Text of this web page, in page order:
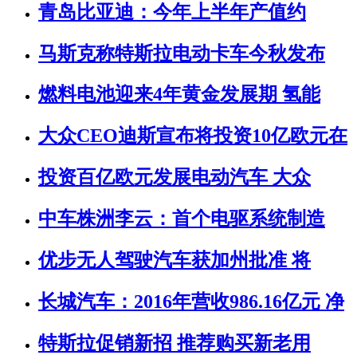
青岛比亚迪：今年上半年产值约
马斯克称特斯拉电动卡车今秋发布
燃料电池迎来4年黄金发展期 氢能
大众CEO迪斯宣布将投资10亿欧元在
投资百亿欧元发展电动汽车 大众
中车株洲李云：首个电驱系统制造
优步无人驾驶汽车获加州批准 将
长城汽车：2016年营收986.16亿元 净
特斯拉促销新招 推荐购买新老用